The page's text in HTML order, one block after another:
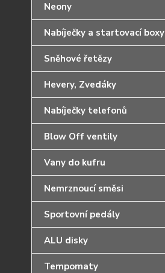
Neony
Nabíječky a startovací boxy
Sněhové řetězy
Hevery, Zvedáky
Nabíječky telefonů
Blow Off ventily
Vany do kufru
Nemrznoucí směsi
Sportovní pedály
ALU disky
Tempomaty